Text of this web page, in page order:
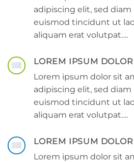
adipiscing elit, sed
euismod tincidunt ut
aliquam erat volutpat….
LOREM IPSUM
Lorem ipsum dolor sit
adipiscing elit, sed
euismod tincidunt ut
aliquam erat volutpat….
LOREM IPSUM
Lorem ipsum dolor sit